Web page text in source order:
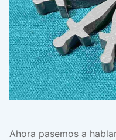
Ahora pasemos a